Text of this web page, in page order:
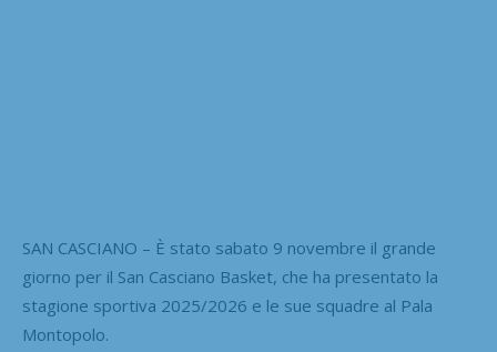
SAN CASCIANO – È stato sabato 9 novembre il grande
giorno per il San Casciano Basket, che ha presentato la
stagione sportiva 2025/2026 e le sue squadre al Pala
Montopolo.